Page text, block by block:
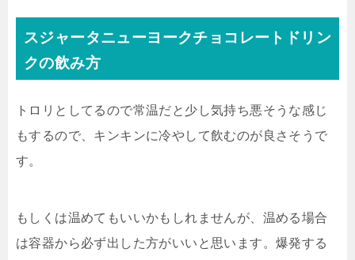
スジャータニューヨークチョコレートドリン
クの飲み方
トロリとしてるので常温だと少し気持ち悪そうな感じ
もするので、キンキンに冷やして飲むのが良さそうで
す。
もしくは温めてもいいかもしれませんが、温める場合
は容器から必ず出した方がいいと思います。爆発する